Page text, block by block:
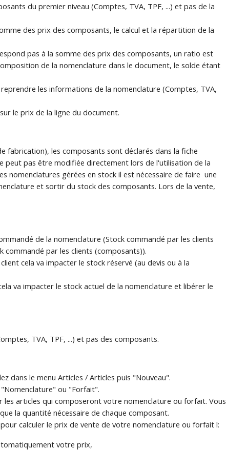
du premier niveau (Comptes, TVA, TPF, ...) et pas de la
des prix des composants, le calcul et la répartition de la
pas à la somme des prix des composants, un ratio est
de la nomenclature dans le document, le solde étant
les informations de la nomenclature (Comptes, TVA,
le prix de la ligne du document.
fabrication), les composants sont déclarés dans la fiche
pas être modifiée directement lors de l'utilisation de la
nomenclatures gérées en stock il est nécessaire de faire une
et sortir du stock des composants. Lors de la vente,
de la nomenclature (Stock commandé par les clients
par les clients (composants)).
cela va impacter le stock réservé (au devis ou à la
va impacter le stock actuel de la nomenclature et libérer le
TVA, TPF, ...) et pas des composants.
dans le menu Articles / Articles puis "Nouveau".
ou "Forfait".
les articles qui composeront votre nomenclature ou forfait. Vous
la quantité nécessaire de chaque composant.
calculer le prix de vente de votre nomenclature ou forfait l:
votre prix,